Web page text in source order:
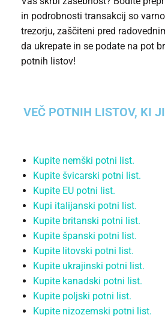
in podrobnosti transakcij so
trezorju, zaščiteni pred
da ukrepate in se podate na pot
potnih listov!
VEČ POTNIH LISTOV, KI
Kupite nemški potni list.
Kupite švicarski potni list.
Kupite EU potni list.
Kupi italijanski potni list.
Kupite britanski potni list.
Kupite španski potni list.
Kupite litovski potni list.
Kupite ukrajinski potni list.
Kupite kanadski potni list.
Kupite poljski potni list.
Kupite nizozemski potni list.